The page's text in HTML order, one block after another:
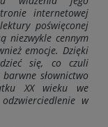
internetowej
poświęconej
niezwykle cennym
emocje. Dzięki
się, co czuli
słownictwo
XX wieku we
w